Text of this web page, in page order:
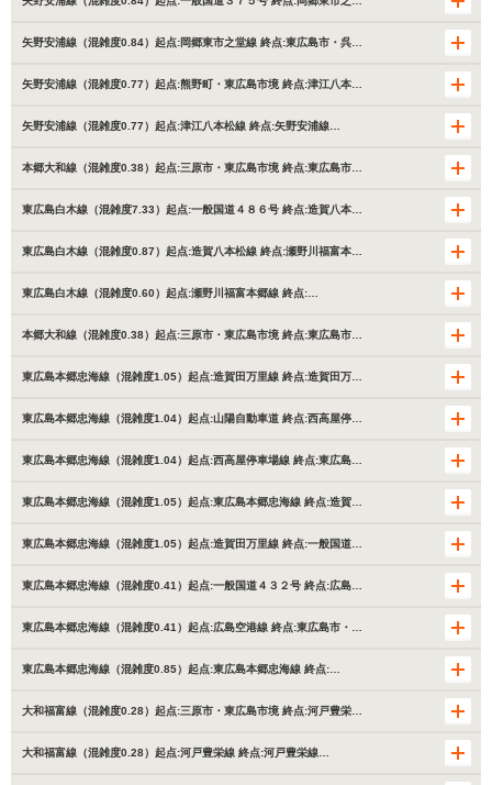
矢野安浦線（混雑度0.84）起点:岡郷東市之堂線 終点:東広島市・呉…
矢野安浦線（混雑度0.77）起点:熊野町・東広島市境 終点:津江八本…
矢野安浦線（混雑度0.77）起点:津江八本松線 終点:矢野安浦線…
本郷大和線（混雑度0.38）起点:三原市・東広島市境 終点:東広島市…
東広島白木線（混雑度7.33）起点:一般国道４８６号 終点:造賀八本…
東広島白木線（混雑度0.87）起点:造賀八本松線 終点:瀬野川福富本…
東広島白木線（混雑度0.60）起点:瀬野川福富本郷線 終点:…
本郷大和線（混雑度0.38）起点:三原市・東広島市境 終点:東広島市…
東広島本郷忠海線（混雑度1.05）起点:造賀田万里線 終点:造賀田万…
東広島本郷忠海線（混雑度1.04）起点:山陽自動車道 終点:西高屋停…
東広島本郷忠海線（混雑度1.04）起点:西高屋停車場線 終点:東広島…
東広島本郷忠海線（混雑度1.05）起点:東広島本郷忠海線 終点:造賀…
東広島本郷忠海線（混雑度1.05）起点:造賀田万里線 終点:一般国道…
東広島本郷忠海線（混雑度0.41）起点:一般国道４３２号 終点:広島…
東広島本郷忠海線（混雑度0.41）起点:広島空港線 終点:東広島市・…
東広島本郷忠海線（混雑度0.85）起点:東広島本郷忠海線 終点:…
大和福富線（混雑度0.28）起点:三原市・東広島市境 終点:河戸豊栄…
大和福富線（混雑度0.28）起点:河戸豊栄線 終点:河戸豊栄線…